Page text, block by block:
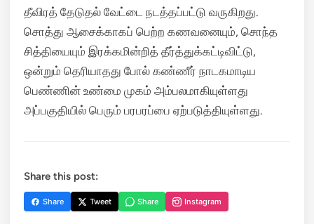
தீவிரத் தேடுதல் வேட்டை நடத்தப்பட்டு வருகிறது.
சொத்து ஆசைக்காகப் பெற்ற கணவனையும், சொந்த
சித்தியையும் இரக்கமின்றித் தீர்த்துக்கட்டிவிட்டு,
ஒன்றும் தெரியாதது போல் கண்ணீர் நாடகமாடிய
பெண்ணின் உண்மை முகம் அம்பலமாகியுள்ளது
அப்பகுதியில் பெரும் பரபரப்பை ஏற்படுத்தியுள்ளது.
Share this post:
Share Tweet Share Instagram